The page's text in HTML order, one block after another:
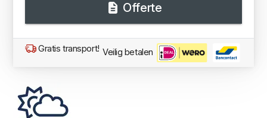
Offerte
Gratis transport! Veilig betalen